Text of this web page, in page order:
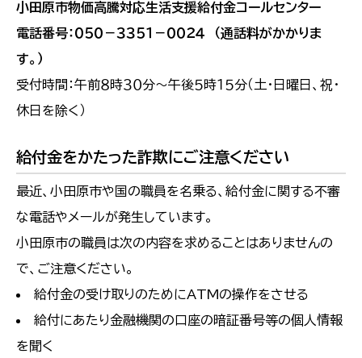
小田原市物価高騰対応生活支援給付金コールセンター
電話番号：０５０－３３５１－００２４ （通話料がかかりま
す。）
受付時間：午前８時３０分～午後５時１５分（土・日曜日、祝・
休日を除く）
給付金をかたった詐欺にご注意ください
最近、小田原市や国の職員を名乗る、給付金に関する不審
な電話やメールが発生しています。
小田原市の職員は次の内容を求めることはありませんの
で、ご注意ください。
給付金の受け取りのためにATMの操作をさせる
給付にあたり金融機関の口座の暗証番号等の個人情報
を聞く